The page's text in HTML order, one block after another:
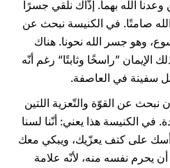
الله بهما. إذَّاك نلقي جسرًا
صامتًا. في الكنيسة نبحث عن
وهو جسر الله نحونا. هناك
الإيمان ”راسخًا وثابتًا“ رغم أنّه
سفينة في العاصفة.
عن القوّة والتّعزية اللتين
في الكنيسة هذا يعني: أنّنا لسنا
على كتف يعزّيك، ويبكي معك
يحرم نفسه منه، لأنّه علامة